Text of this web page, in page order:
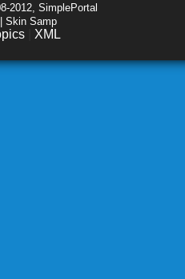
2012, SimplePortal
Skin Samp
XML